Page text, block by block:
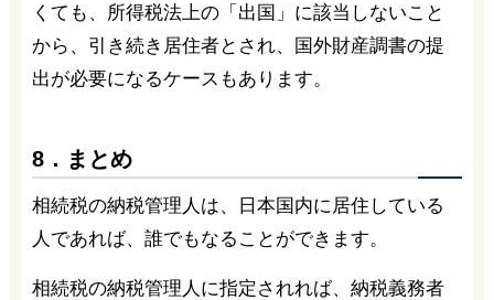
くても、所得税法上の「出国」に該当しないこと
から、引き続き居住者とされ、国外財産調書の提
出が必要になるケースもあります。
8．まとめ
相続税の納税管理人は、日本国内に居住している
人であれば、誰でもなることができます。
相続税の納税管理人に指定されれば、納税義務者